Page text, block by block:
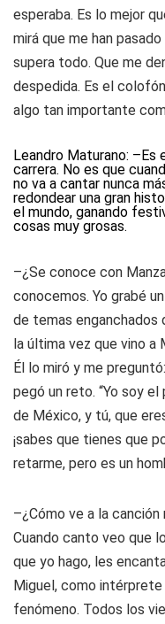
esperaba. Es lo mejor
mirá que me han
supera todo. Que me
despedida. Es el
algo tan importante
Leandro Maturano: –Es
carrera. No es que
no va a cantar nunca
redondear una gran
el mundo, ganando
cosas muy grosas.
–¿Se conoce con
conocemos. Yo grabé
de temas enganchados
la última vez que vino a
Él lo miró y me
pegó un reto. “Yo soy
de México, y tú, que
¡sabes que tienes que
retarme, pero es un
–¿Cómo ve a la canción
Cuando canto veo que
que yo hago, les
Miguel, como
fenómeno. Todos los